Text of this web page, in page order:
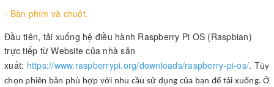
- Bàn phím và chuột.
Đầu tiên, tải xuống hệ điều hành Raspberry Pi OS (Raspbian)
trực tiếp từ Website của nhà sản
xuất: https://www.raspberrypi.org/downloads/raspberry-pi-os/. Tùy
chọn phiên bản phù hợp với nhu cầu sử dụng của bạn để tải xuống. Ở